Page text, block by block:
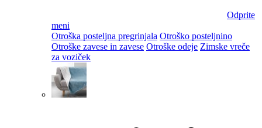
Odprite
meni
Otroška posteljna pregrinjala Otroško posteljnino
Otroške zavese in zavese Otroške odeje Zimske vreče
za voziček